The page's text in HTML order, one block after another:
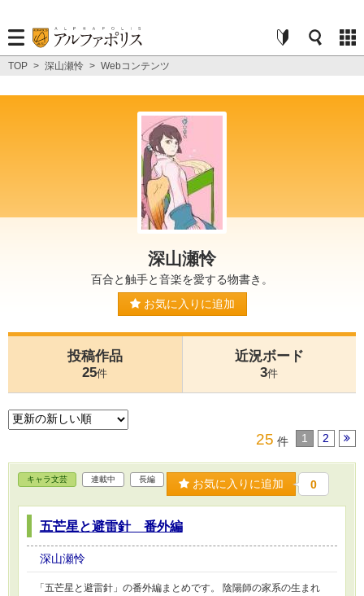
TOP > 深山瀬怜 > Webコンテンツ
深山瀬怜
百合と触手と音楽を愛する物書き。
お気に入りに追加
投稿作品
25件
近況ボード
3件
25 件 1 2
キャラ文芸 連載中 長編 お気に入りに追加 0
五芒星と避雷針 番外編
深山瀬怜
「五芒星と避雷針」の番外編まとめです。 陰陽師の家系の生まれ